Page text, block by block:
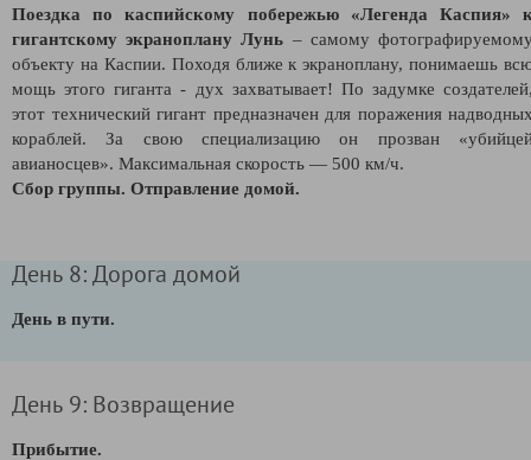
Поездка по каспийскому побережью «Легенда Каспия»
гигантскому экраноплану Лунь – самому
объекту на Каспии. Походя ближе к экраноплану, понимаешь
мощь этого гиганта - дух захватывает! По задумке
этот технический гигант предназначен для поражения
кораблей. За свою специализацию он прозван
авианосцев». Максимальная скорость — 500 км/ч.
Сбор группы. Отправление домой.
День 8: Дорога домой
День в пути.
День 9: Возвращение
Прибытие.